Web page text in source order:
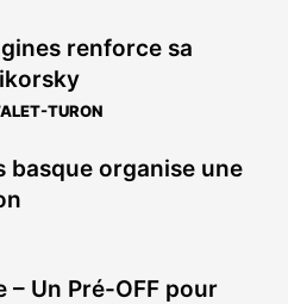
renforce sa
TURON
basque organise une
Un Pré-OFF pour